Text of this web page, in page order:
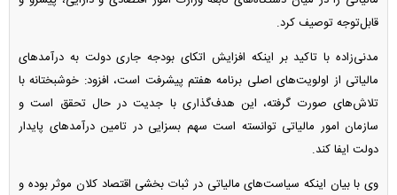
قابل‌توجه توصیف کرد.
مدنی‌زاده با تاکید بر اینکه افزایش اتکای بودجه جاری دولت به درآمد‌های
مالیاتی از اولویت‌های اصلی برنامه هفتم پیشرفت است، افزود: خوشبختانه با
تلاش‌های صورت گرفته، این هدف‌گذاری با جدیت در حال تحقق است و
سازمان امور مالیاتی توانسته است سهم بسزایی در تامین درآمد‌های پایدار
دولت ایفا کند.
وی با بیان اینکه سیاست‌های مالیاتی در ثبات بخشی اقتصاد کلان موثر بوده و